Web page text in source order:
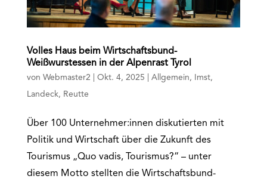
Volles Haus beim Wirtschaftsbund-
Weißwurstessen in der Alpenrast Tyrol
von Webmaster2 Okt. 4, 2025 Allgemein, Imst,
Landeck, Reutte
Über 100 Unternehmer:innen diskutierten mit
Politik und Wirtschaft über die Zukunft des
Tourismus „Quo vadis, Tourismus?“ – unter
diesem Motto stellten die Wirtschaftsbund-